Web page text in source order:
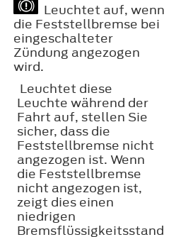
Leuchtet auf, wenn
die Feststellbremse bei
eingeschalteter
Zündung angezogen
wird.
Leuchtet diese
Leuchte während der
Fahrt auf, stellen Sie
sicher, dass die
Feststellbremse nicht
angezogen ist. Wenn
die Feststellbremse
nicht angezogen ist,
zeigt dies einen
niedrigen
Bremsflüssigkeitsstand